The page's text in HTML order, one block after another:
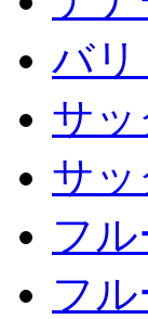
バリ
サ
サッ
フ
フ